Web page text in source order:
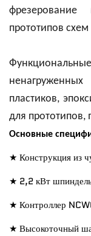
прототипов
пластиков,
для прототипов,
Основные
★ Конструкция из
★ 2,2 кВт
★ Контроллер
★ Высокоточный